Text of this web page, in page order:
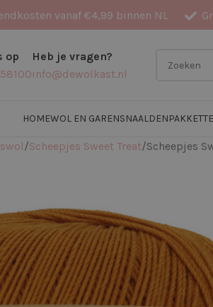
vanaf €4,99 binnen NL
op
Heb je vragen?
info@dewolkast.nl
HOMEWOL EN GARENSNAALDEN
Scheepjes Sweet Treat Scheepjes